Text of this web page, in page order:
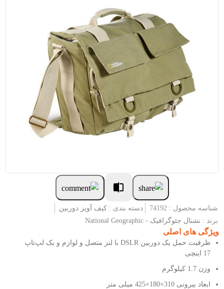
شناسه محصول : 74192 دسته بندی : کیف آویز دوربین
برند : نشنال جئوگرافیک - National Geographic
ویژگی های اصلی
ظرفیت حمل یک دوربین DSLR با لنز متصل و لوازم و یک لپ‌تاپ
17 اینچی
وزن 1.7 کیلوگرم
ابعاد بیرونی 310×180×425 میلی متر